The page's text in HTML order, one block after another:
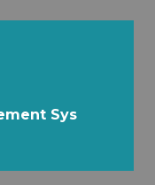
Sys